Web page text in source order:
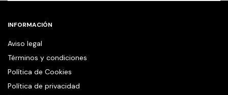
INFORMACIÓN
Aviso legal
Términos y condiciones
Política de Cookies
Política de privacidad